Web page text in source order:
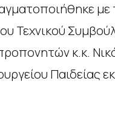
με
Τεχνικού
κ.κ.
Παιδείας